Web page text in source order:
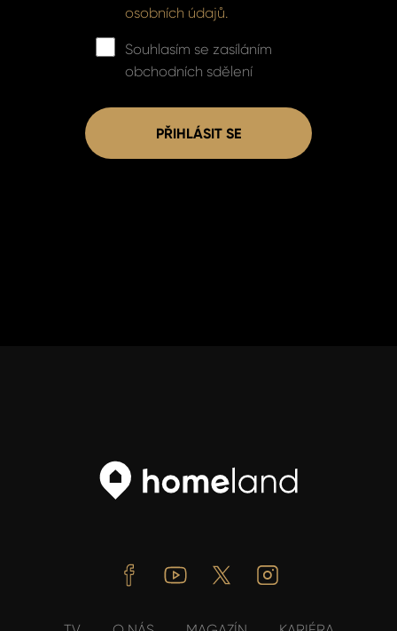
osobních údajů.
Souhlasím se zasíláním
obchodních sdělení
PŘIHLÁSIT SE
FacebookYoutube Twitter